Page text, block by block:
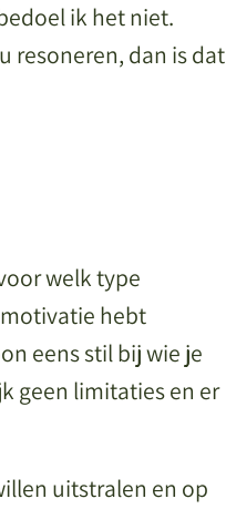
ik het niet.
resoneren, dan is dat
welk type
hebt
eens stil bij wie je
geen limitaties en er
uitstralen en op